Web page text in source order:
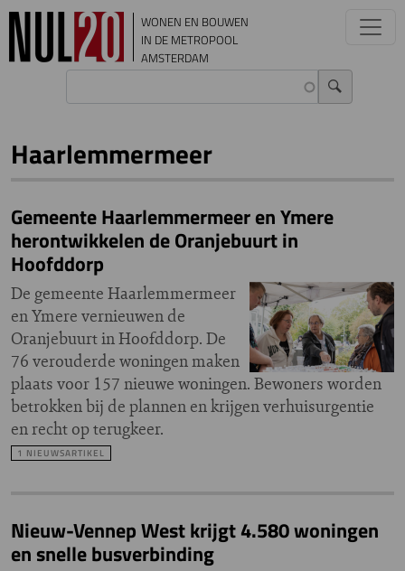
Overslaan en naar de inhoud gaan
WONEN EN BOUWEN
IN DE METROPOOL
AMSTERDAM
Haarlemmermeer
Gemeente Haarlemmermeer en Ymere
herontwikkelen de Oranjebuurt in
Hoofddorp
De gemeente Haarlemmermeer
en Ymere vernieuwen de
Oranjebuurt in Hoofddorp. De
76 verouderde woningen maken
plaats voor 157 nieuwe woningen. Bewoners worden
betrokken bij de plannen en krijgen verhuisurgentie
en recht op terugkeer.
1 NIEUWSARTIKEL
Nieuw-Vennep West krijgt 4.580 woningen
en snelle busverbinding